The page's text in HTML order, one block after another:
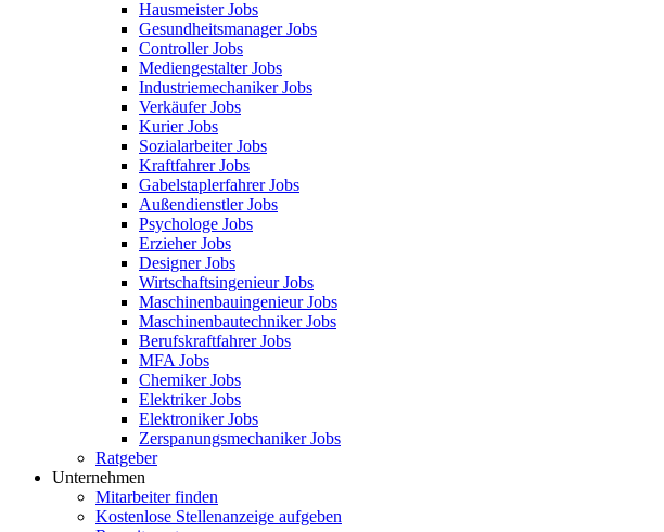
Hausmeister Jobs
Gesundheitsmanager Jobs
Controller Jobs
Mediengestalter Jobs
Industriemechaniker Jobs
Verkäufer Jobs
Kurier Jobs
Sozialarbeiter Jobs
Kraftfahrer Jobs
Gabelstaplerfahrer Jobs
Außendienstler Jobs
Psychologe Jobs
Erzieher Jobs
Designer Jobs
Wirtschaftsingenieur Jobs
Maschinenbauingenieur Jobs
Maschinenbautechniker Jobs
Berufskraftfahrer Jobs
MFA Jobs
Chemiker Jobs
Elektriker Jobs
Elektroniker Jobs
Zerspanungsmechaniker Jobs
Ratgeber
Unternehmen
Mitarbeiter finden
Kostenlose Stellenanzeige aufgeben